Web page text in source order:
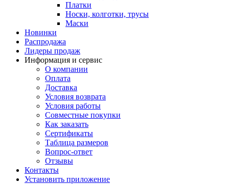
Платки
Носки, колготки, трусы
Маски
Новинки
Распродажа
Лидеры продаж
Информация и сервис
О компании
Оплата
Доставка
Условия возврата
Условия работы
Совместные покупки
Как заказать
Сертификаты
Таблица размеров
Вопрос-ответ
Отзывы
Контакты
Установить приложение